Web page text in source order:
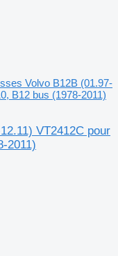
Volvo B12B (01.97-
B12 bus (1978-2011)
VT2412C pour
2011)